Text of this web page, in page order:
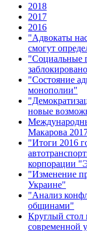
2018
2017
2016
"Адвокаты
смогут
"Социальные
"Состояние
монополии"
новые
Макарова
"Итоги 2016
корпорации
"Изменение
Украине"
"Анализ
общинами"
Круглый стол
современной